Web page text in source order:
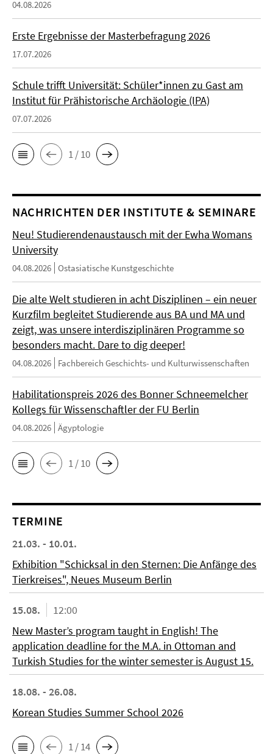
04.08.2026
Erste Ergebnisse der Masterbefragung 2026
17.07.2026
Schule trifft Universität: Schüler*innen zu Gast am
Institut für Prähistorische Archäologie (IPA)
07.07.2026
1 / 10
NACHRICHTEN DER INSTITUTE & SEMINARE
Neu! Studierendenaustausch mit der Ewha Womans
University
04.08.2026 Ostasiatische Kunstgeschichte
Die alte Welt studieren in acht Disziplinen – ein neuer
Kurzfilm begleitet Studierende aus BA und MA und
zeigt, was unsere interdisziplinären Programme so
besonders macht. Dare to dig deeper!
04.08.2026 Fachbereich Geschichts- und Kulturwissenschaften
Habilitationspreis 2026 des Bonner Schneemelcher
Kollegs für Wissenschaftler der FU Berlin
04.08.2026 Ägyptologie
1 / 10
TERMINE
21.03. - 10.01.
Exhibition "Schicksal in den Sternen: Die Anfänge des
Tierkreises", Neues Museum Berlin
15.08.
12:00
New Master’s program taught in English! The
application deadline for the M.A. in Ottoman and
Turkish Studies for the winter semester is August 15.
18.08. - 26.08.
Korean Studies Summer School 2026
1 / 14